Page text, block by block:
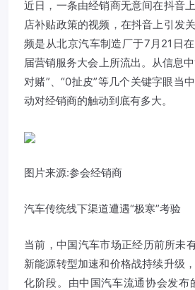
近日，一条由经销商无意间在抖音
店补贴政策的视频，在抖音上引发
频是从北京汽车制造厂于7月21日
届营销服务大会上所流出。从信息中
对赌”、“0扯皮”等几个关键字眼当
动对经销商的触动到底有多大。
图片来源:参会经销商
汽车传统线下渠道遭遇“极寒”考验
当前，中国汽车市场正经历前所未
新能源转型加速和价格战持续升级
化阶段。由中国汽车流通协会发布